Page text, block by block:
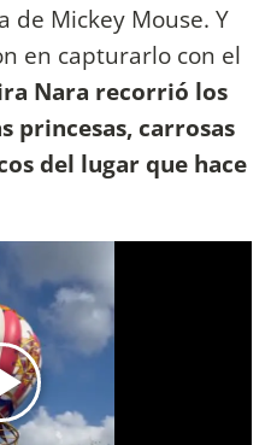
de Mickey Mouse. Y
en capturarlo con el
Nara recorrió los
princesas, carrosas
del lugar que hace